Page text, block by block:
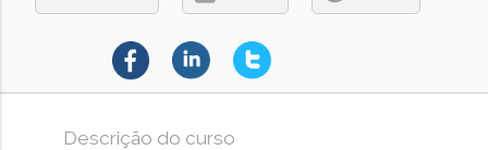
Descrição do curso